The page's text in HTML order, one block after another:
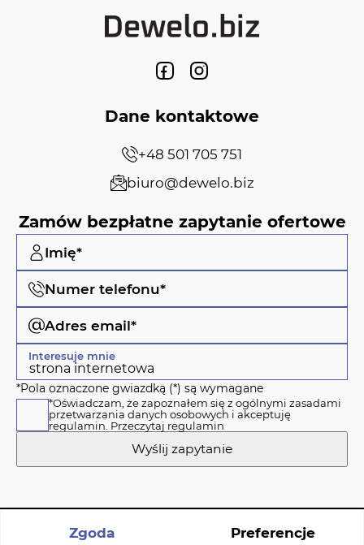
Dane kontaktowe
+48 501 705 751
biuro@dewelo.biz
Zamów bezpłatne zapytanie ofertowe
Imię*
Numer telefonu*
Adres email*
Interesuje mnie
*Pola oznaczone gwiazdką (*) są wymagane
*Oświadczam, że zapoznałem się z ogólnymi zasadami
przetwarzania danych osobowych i akceptuję
regulamin. Przeczytaj regulamin
Wyślij zapytanie
Polityka cookies
Zgoda Preferencje